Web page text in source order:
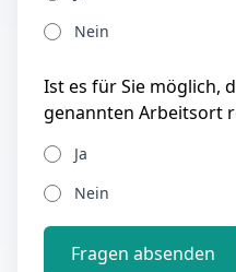
Nein
Ist es für Sie möglich,
genannten Arbeitsort
Ja
Nein
Fragen absenden